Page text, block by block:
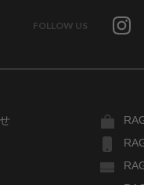
FOLLOW US